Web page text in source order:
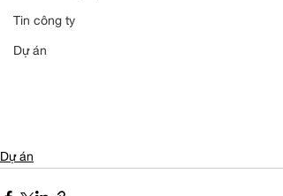
Tin công ty
Dự án
Dự án